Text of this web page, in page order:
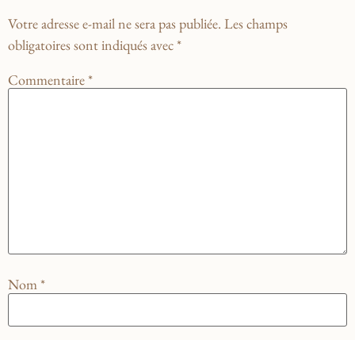
Votre adresse e-mail ne sera pas publiée. Les champs
obligatoires sont indiqués avec*
Commentaire*
Nom*